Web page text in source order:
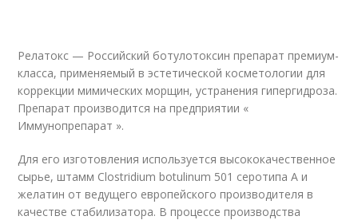
Релатокс — Российский ботулотоксин препарат премиум-
класса, применяемый в эстетической косметологии для
коррекции мимических морщин, устранения гипергидроза.
Препарат производится на предприятии «
Иммунопрепарат ».
Для его изготовления используется высококачественное
сырье, штамм Clostridium botulinum 501 серотипа А и
желатин от ведущего европейского производителя в
качестве стабилизатора. В процессе производства